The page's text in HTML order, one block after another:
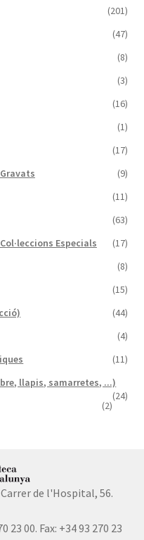
(201)
(47)
(8)
(3)
(16)
(1)
(17)
(9)
(11)
(63)
Especials
(17)
(8)
(15)
(44)
(4)
(11)
llapis, samarretes, ...)
(24)
(2)
de l'Hospital, 56.
00. Fax: +34 93 270 23